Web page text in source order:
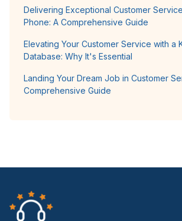
Delivering Exceptional Customer
Phone: A Comprehensive Guide
Elevating Your Customer Service with a
Database: Why It's Essential
Landing Your Dream Job in Customer
Comprehensive Guide